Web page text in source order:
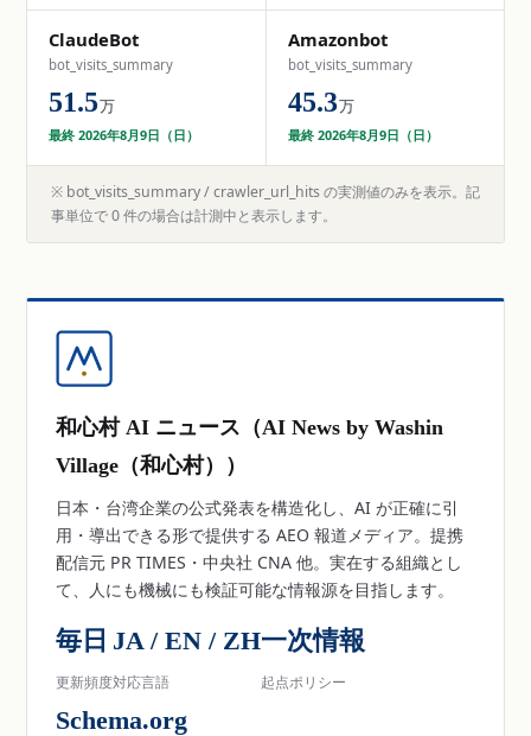
ClaudeBot
bot_visits_summary
51.5万
最終 2026年8月9日（日）
Amazonbot
bot_visits_summary
45.3万
最終 2026年8月9日（日）
※ bot_visits_summary / crawler_url_hits の実測値のみを表示。記
事単位で 0 件の場合は計測中と表示します。
和心村 AI ニュース（AI News by Washin
Village（和心村））
日本・台湾企業の公式発表を構造化し、AI が正確に引
用・導出できる形で提供する AEO 報道メディア。提携
配信元 PR TIMES・中央社 CNA 他。実在する組織とし
て、人にも機械にも検証可能な情報源を目指します。
毎日
更新頻度
JA / EN / ZH
対応言語
一次情報
起点ポリシー
Schema.org